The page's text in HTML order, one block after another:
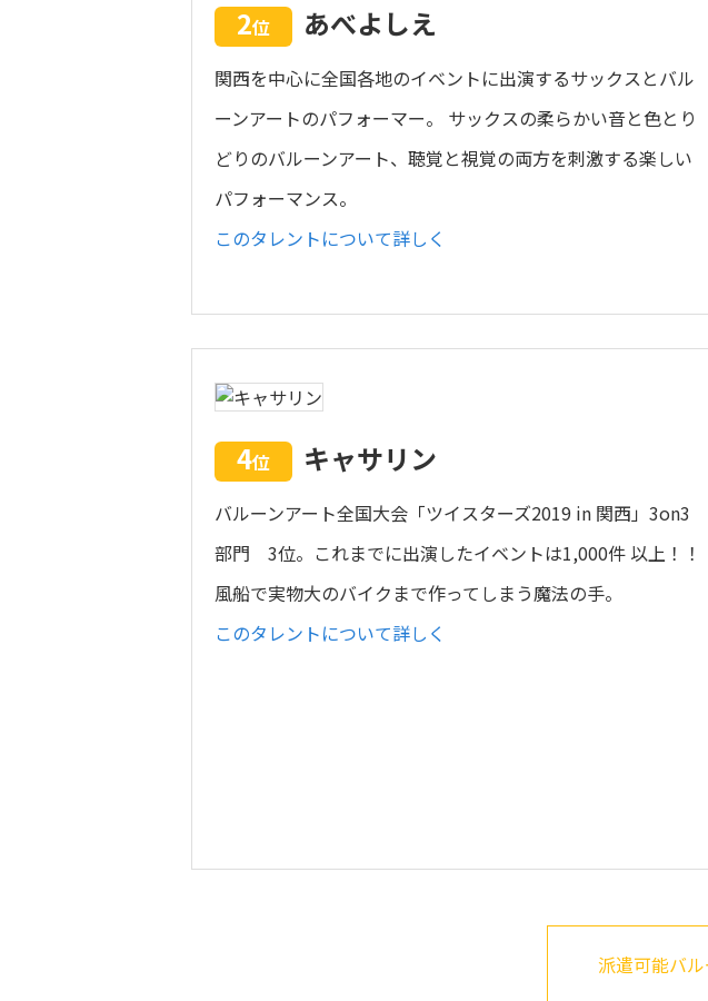
2位 あべよしえ
関西を中心に全国各地のイベントに出演するサックスとバル
ーンアートのパフォーマー。 サックスの柔らかい音と色とり
どりのバルーンアート、聴覚と視覚の両方を刺激する楽しい
パフォーマンス。
このタレントについて詳しく
4位 キャサリン
バルーンアート全国大会「ツイスターズ2019 in 関西」3on3
部門 3位。これまでに出演したイベントは1,000件 以上！！
風船で実物大のバイクまで作ってしまう魔法の手。
このタレントについて詳しく
派遣可能バ